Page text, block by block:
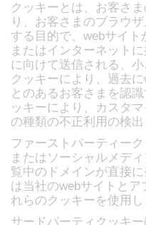
クッキーとは、お客さ
り、お客さまのブラウ
する目的で、webサイ
またはインターネット
に向けて送信される、
クッキーにより、過去
とのあるお客さまを認
ッキーにより、カスタ
の種類の不正利用の検出
ファーストパーティー
またはソーシャルメデ
覧中のドメインが直接
は当社のwebサイトとア
れらのクッキーを使用し
サードパーティクッキ